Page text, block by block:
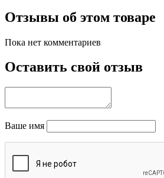
Отзывы об этом товаре
Пока нет комментариев
Оставить свой отзыв
Ваше имя